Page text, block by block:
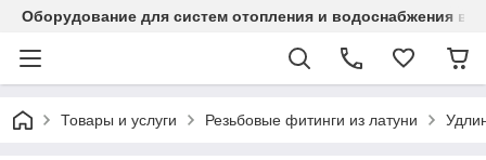
Оборудование для систем отопления и водоснабжения в
Товары и услуги Резьбовые фитинги из латуни